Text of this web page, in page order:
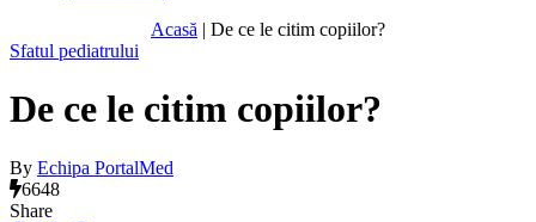
Acasă | De ce le citim copiilor?
Sfatul pediatrului
De ce le citim copiilor?
By Echipa PortalMed
6648
Share